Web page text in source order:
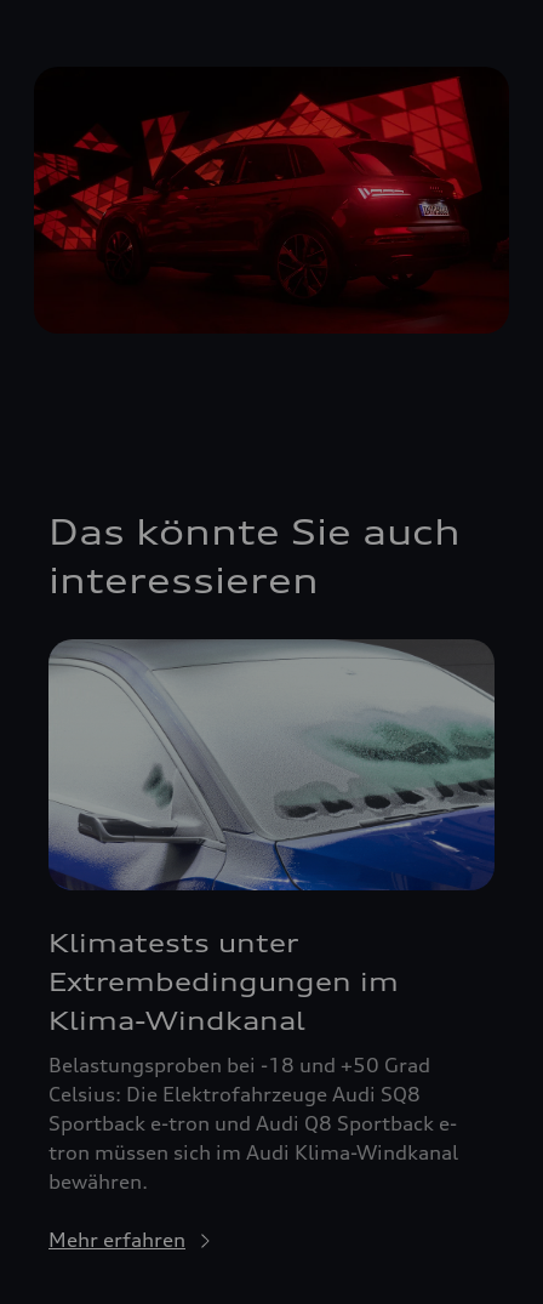
Das könnte Sie auch
interessieren
Klimatests unter
Extrembedingungen im
Klima-Windkanal
Belastungsproben bei -18 und +50 Grad
Celsius: Die Elektrofahrzeuge Audi SQ8
Sportback e-tron und Audi Q8 Sportback e-
tron müssen sich im Audi Klima-Windkanal
bewähren.
Mehr erfahren